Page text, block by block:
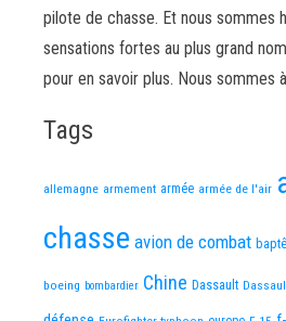
pilote de chasse. Et nous sommes
sensations fortes au plus grand
pour en savoir plus. Nous sommes
Tags
allemagne armement armée armée de l'air
chasse avion de combat
boeing bombardier Chine Dassault